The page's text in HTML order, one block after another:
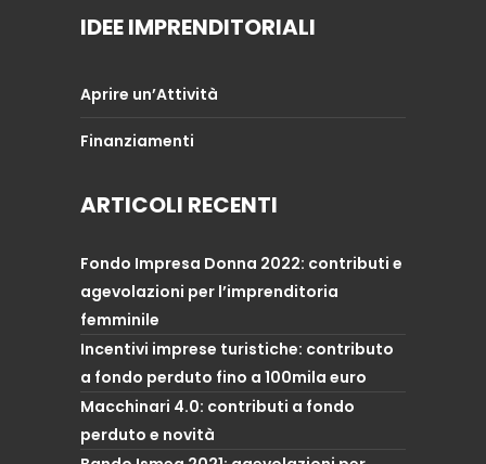
IDEE IMPRENDITORIALI
Aprire un’Attività
Finanziamenti
ARTICOLI RECENTI
Fondo Impresa Donna 2022: contributi e
agevolazioni per l’imprenditoria
femminile
Incentivi imprese turistiche: contributo
a fondo perduto fino a 100mila euro
Macchinari 4.0: contributi a fondo
perduto e novità